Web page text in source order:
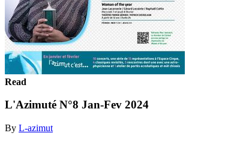
Read
L'Azimuté N°8 Jan-Fev 2024
By L-azimut